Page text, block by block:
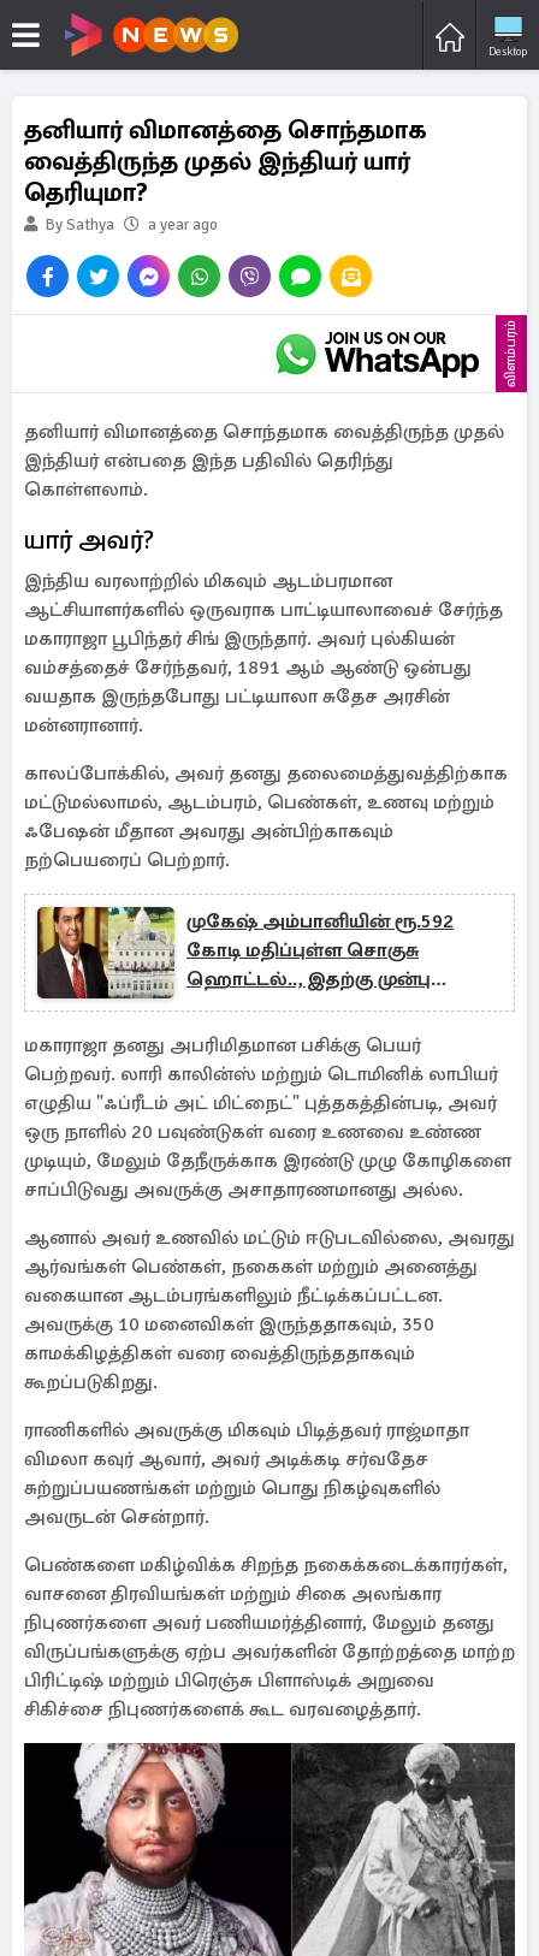
Desktop
தனியார் விமானத்தை சொந்தமாக
வைத்திருந்த முதல் இந்தியர் யார்
தெரியுமா?
By Sathya a year ago
விளம்பரம்
தனியார் விமானத்தை சொந்தமாக வைத்திருந்த முதல்
இந்தியர் என்பதை இந்த பதிவில் தெரிந்து
கொள்ளலாம்.
யார் அவர்?
இந்திய வரலாற்றில் மிகவும் ஆடம்பரமான
ஆட்சியாளர்களில் ஒருவராக பாட்டியாலாவைச் சேர்ந்த
மகாராஜா பூபிந்தர் சிங் இருந்தார். அவர் புல்கியன்
வம்சத்தைச் சேர்ந்தவர், 1891 ஆம் ஆண்டு ஒன்பது
வயதாக இருந்தபோது பட்டியாலா சுதேச அரசின்
மன்னரானார்.
காலப்போக்கில், அவர் தனது தலைமைத்துவத்திற்காக
மட்டுமல்லாமல், ஆடம்பரம், பெண்கள், உணவு மற்றும்
ஃபேஷன் மீதான அவரது அன்பிற்காகவும்
நற்பெயரைப் பெற்றார்.
முகேஷ் அம்பானியின் ரூ.592
கோடி மதிப்புள்ள சொகுசு
ஹொட்டல்.., இதற்கு முன்பு
யாரிடம் இருந்தது தெரியுமா?
மகாராஜா தனது அபரிமிதமான பசிக்கு பெயர்
பெற்றவர். லாரி காலின்ஸ் மற்றும் டொமினிக் லாபியர்
எழுதிய "ஃப்ரீடம் அட் மிட்நைட்" புத்தகத்தின்படி, அவர்
ஒரு நாளில் 20 பவுண்டுகள் வரை உணவை உண்ண
முடியும், மேலும் தேநீருக்காக இரண்டு முழு கோழிகளை
சாப்பிடுவது அவருக்கு அசாதாரணமானது அல்ல.
ஆனால் அவர் உணவில் மட்டும் ஈடுபடவில்லை, அவரது
ஆர்வங்கள் பெண்கள், நகைகள் மற்றும் அனைத்து
வகையான ஆடம்பரங்களிலும் நீட்டிக்கப்பட்டன.
அவருக்கு 10 மனைவிகள் இருந்ததாகவும், 350
காமக்கிழத்திகள் வரை வைத்திருந்ததாகவும்
கூறப்படுகிறது.
ராணிகளில் அவருக்கு மிகவும் பிடித்தவர் ராஜ்மாதா
விமலா கவுர் ஆவார், அவர் அடிக்கடி சர்வதேச
சுற்றுப்பயணங்கள் மற்றும் பொது நிகழ்வுகளில்
அவருடன் சென்றார்.
பெண்களை மகிழ்விக்க சிறந்த நகைக்கடைக்காரர்கள்,
வாசனை திரவியங்கள் மற்றும் சிகை அலங்கார
நிபுணர்களை அவர் பணியமர்த்தினார், மேலும் தனது
விருப்பங்களுக்கு ஏற்ப அவர்களின் தோற்றத்தை மாற்ற
பிரிட்டிஷ் மற்றும் பிரெஞ்சு பிளாஸ்டிக் அறுவை
சிகிச்சை நிபுணர்களைக் கூட வரவழைத்தார்.